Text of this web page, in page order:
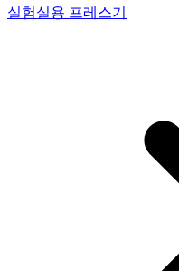
실험실용 프레스기